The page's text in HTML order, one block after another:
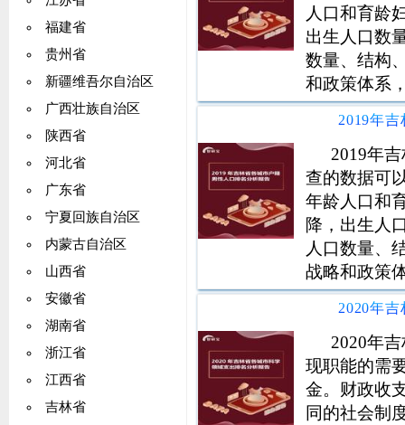
福建省
贵州省
新疆维吾尔自治区
广西壮族自治区
陕西省
河北省
广东省
宁夏回族自治区
内蒙古自治区
山西省
安徽省
湖南省
浙江省
江西省
吉林省
人口和育龄
出生人口数
数量、结构
和政策体系
发展规划，
国家新征程
信息支持。
2019年
查的数据可
年龄人口和
降，出生人
人口数量、
战略和政策
社会发展规
代化国家新
统计信息支
2020年
现职能的需
金。财政收
同的社会制